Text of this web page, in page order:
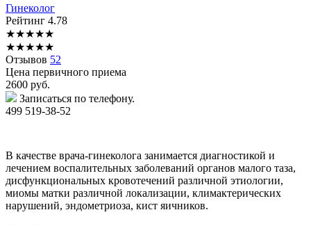
Гинеколог
Рейтинг 4.78
★★★★★
★★★★★
Отзывов 52
Цена первичного приема
2600 руб.
Записаться по телефону.
499 519-38-52
В качестве врача-гинеколога занимается диагностикой и
лечением воспалительных заболеваний органов малого таза,
дисфункциональных кровотечений различной этиологии,
миомы матки различной локализации, климактерических
нарушений, эндометриоза, кист яичников.